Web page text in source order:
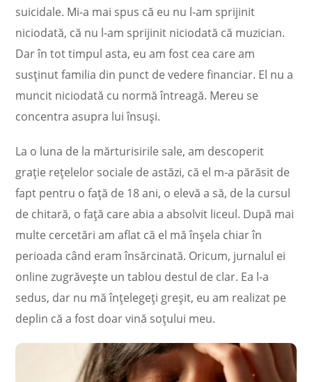
suicidale. Mi-a mai spus că eu nu l-am sprijinit
niciodată, că nu l-am sprijinit niciodată că muzician.
Dar în tot timpul asta, eu am fost cea care am
susținut familia din punct de vedere financiar. El nu a
muncit niciodată cu normă întreagă. Mereu se
concentra asupra lui însuși.
La o luna de la mărturisirile sale, am descoperit
grație rețelelor sociale de astăzi, că el m-a părăsit de
fapt pentru o față de 18 ani, o elevă a să, de la cursul
de chitară, o față care abia a absolvit liceul. După mai
multe cercetări am aflat că el mă înșela chiar în
perioada când eram însărcinată. Oricum, jurnalul ei
online zugrăvește un tablou destul de clar. Ea l-a
sedus, dar nu mă înțelegeți greșit, eu am realizat pe
deplin că a fost doar vină soțului meu.